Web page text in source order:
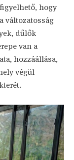
hogy
változatosság
dűlők
van a
hozzáállása,
végül